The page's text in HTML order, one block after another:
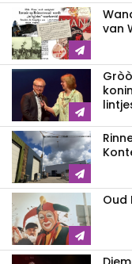
van
Oud